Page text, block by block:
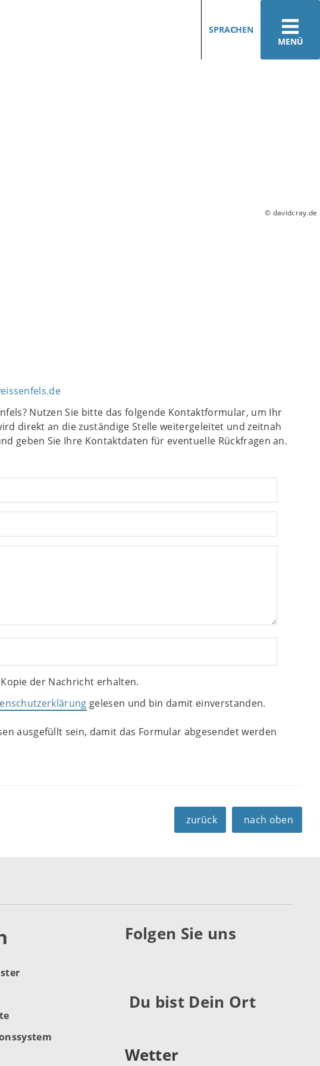
MENÜ
SPRACHEN
© davidcray.de
Nutzen Sie bitte das folgende Kontaktformular, um Ihr
direkt an die zuständige Stelle weitergeleitet und zeitnah
geben Sie Ihre Kontaktdaten für eventuelle Rückfragen an.
der Nachricht erhalten.
gelesen und bin damit einverstanden.
ausgefüllt sein, damit das Formular abgesendet werden
zurück nach oben
Folgen Sie uns
Du bist Dein Ort
Wetter